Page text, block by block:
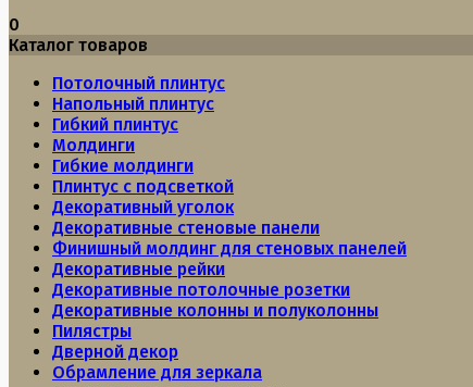
0
Каталог товаров
Потолочный плинтус
Напольный плинтус
Гибкий плинтус
Молдинги
Гибкие молдинги
Плинтус с подсветкой
Декоративный уголок
Декоративные стеновые панели
Финишный молдинг для стеновых панелей
Декоративные рейки
Декоративные потолочные розетки
Декоративные колонны и полуколонны
Пилястры
Дверной декор
Обрамление для зеркала